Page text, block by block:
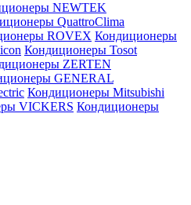
NEWTEK
QuattroClima
ROVEX Кондиционеры
Кондиционеры Tosot
ZERTEN
GENERAL
Кондиционеры Mitsubishi
VICKERS Кондиционеры